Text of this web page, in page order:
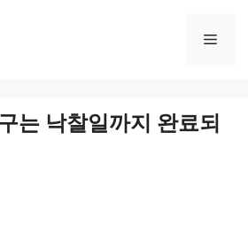
는 낙찰일까지 완료되